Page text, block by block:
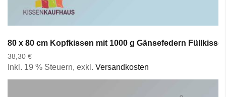
80 x 80 cm Kopfkissen mit 1000 g Gänsefedern
38,30 €
Inkl. 19 % Steuern, exkl. Versandkosten